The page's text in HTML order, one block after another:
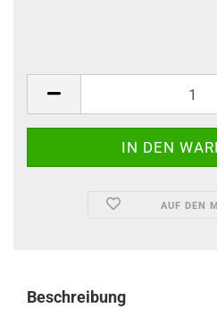
AUF DEN
Beschreibung